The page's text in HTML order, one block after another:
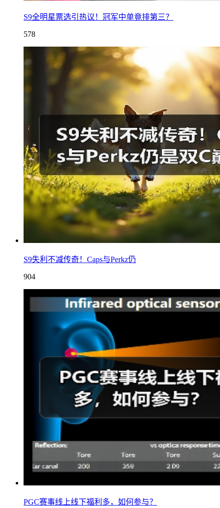
S9全明星票选引热议！冠军中单竟排第三？
578
S9失利不减传奇！Caps与Perkz仍
904
PGC赛事线上线下福利多，如何参与？